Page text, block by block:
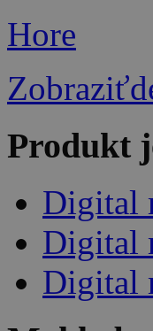
Hore
Produkt
Digital
Digital
Digital